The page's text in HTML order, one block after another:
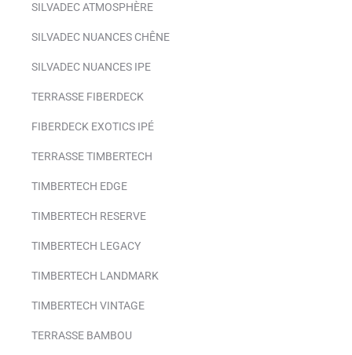
SILVADEC ATMOSPHÈRE
SILVADEC NUANCES CHÊNE
SILVADEC NUANCES IPE
TERRASSE FIBERDECK
FIBERDECK EXOTICS IPÉ
TERRASSE TIMBERTECH
TIMBERTECH EDGE
TIMBERTECH RESERVE
TIMBERTECH LEGACY
TIMBERTECH LANDMARK
TIMBERTECH VINTAGE
TERRASSE BAMBOU